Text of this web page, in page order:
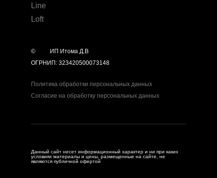
Line
Loft
©
ИП Итома Д.В
ОГРНИП: 323420500073148
Политика обработки персональных данных
Согласие на обработку персональных данных
Данный сайт несет информационный характер и ни при каких
условиях материалы и цены, размещенные на сайте, не
являются публичной офертой